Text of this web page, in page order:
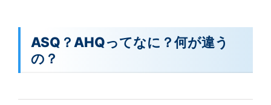
ASQ？AHQってなに？何が違う
の？